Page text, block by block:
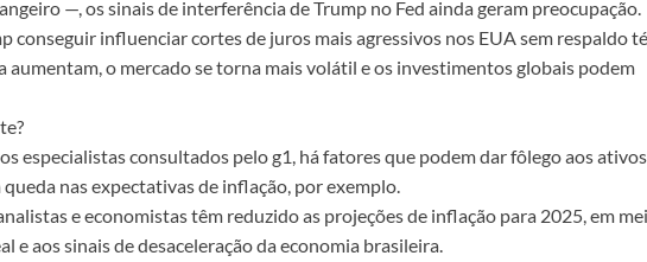
—, os sinais de interferência de Trump no Fed ainda geram preocupação.
conseguir influenciar cortes de juros mais agressivos nos EUA sem respaldo
aumentam, o mercado se torna mais volátil e os investimentos globais podem
especialistas consultados pelo g1, há fatores que podem dar fôlego aos ativos
nas expectativas de inflação, por exemplo.
e economistas têm reduzido as projeções de inflação para 2025, em
e aos sinais de desaceleração da economia brasileira.